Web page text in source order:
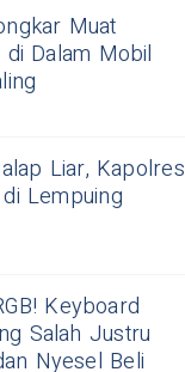
Muat
Dalam Mobil
Liar, Kapolres
Lempuing
Keyboard
Salah Justru
Nyesel Beli